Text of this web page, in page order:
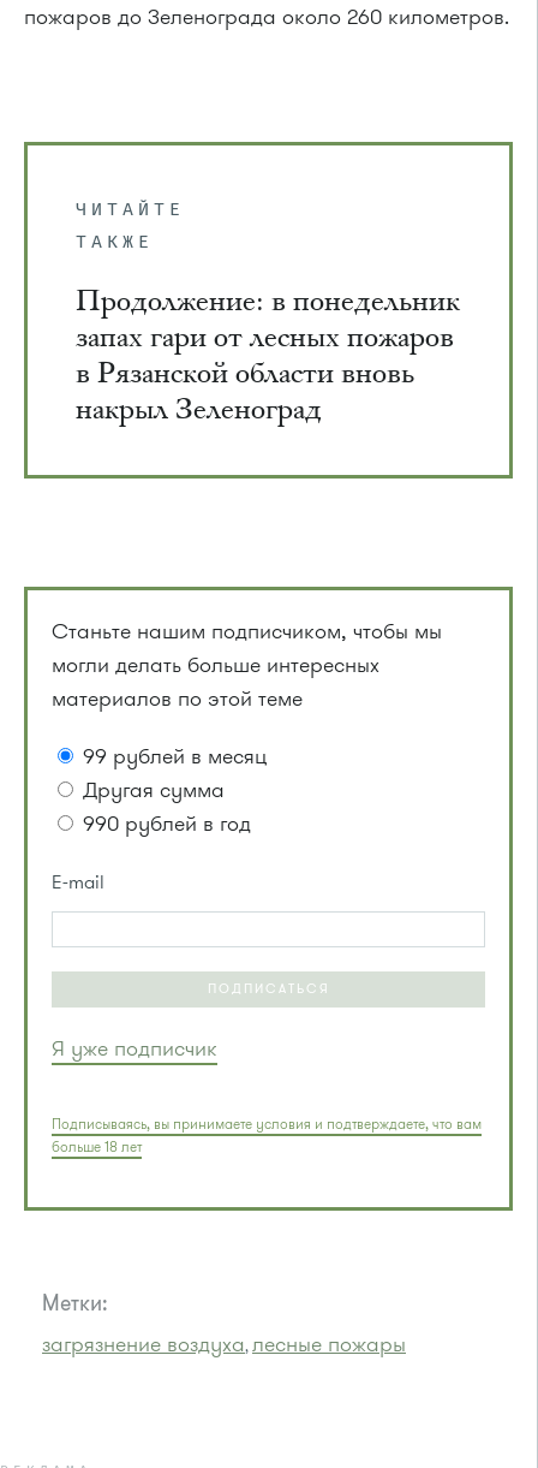
пожаров до Зеленограда около 260 километров.
ЧИТАЙТЕ
ТАКЖЕ
Продолжение: в понедельник
запах гари от лесных пожаров
в Рязанской области вновь
накрыл Зеленоград
Станьте нашим подписчиком, чтобы мы
могли делать больше интересных
материалов по этой теме
99 рублей в месяц
Другая сумма
990 рублей в год
E-mail
ПОДПИСАТЬСЯ
Я уже подписчик
Подписываясь, вы принимаете условия и подтверждаете, что вам
больше 18 лет
Метки:
загрязнение воздуха,лесные пожары